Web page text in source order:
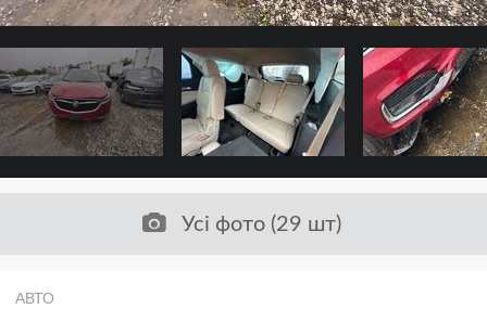
Усі фото (29 шт)
АВТО